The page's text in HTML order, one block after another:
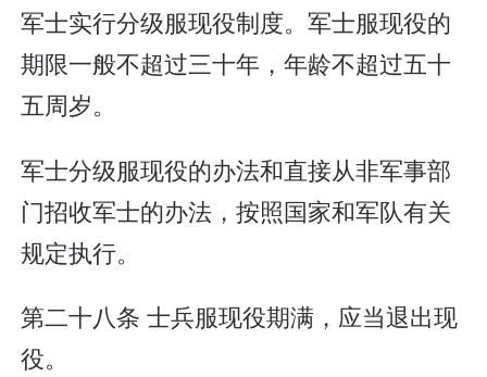
军士实行分级服现役制度。军士服现役的
期限一般不超过三十年，年龄不超过五十
五周岁。
军士分级服现役的办法和直接从非军事部
门招收军士的办法，按照国家和军队有关
规定执行。
第二十八条 士兵服现役期满，应当退出现
役。